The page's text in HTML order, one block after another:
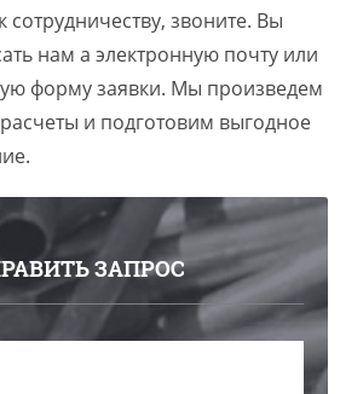
звоните. Вы
нам а электронную почту или
форму заявки. Мы произведем
и подготовим выгодное
ЗАПРОС